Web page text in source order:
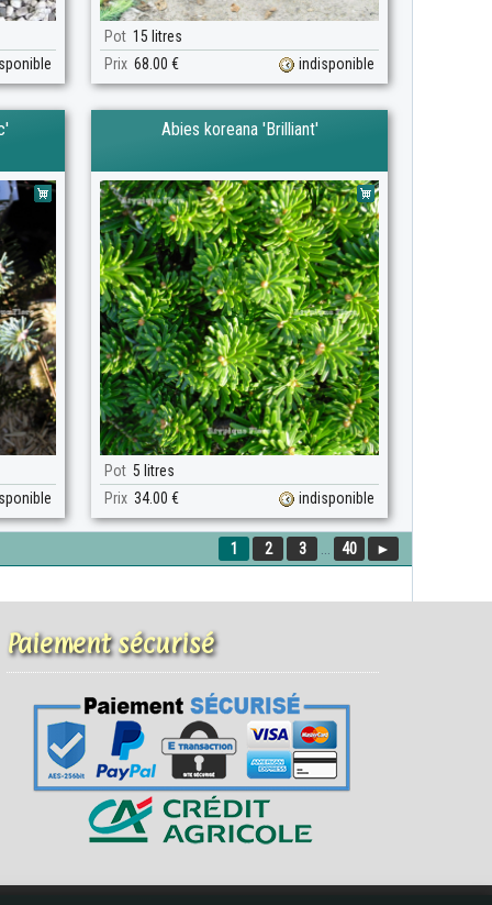
Pot 15 litres
Prix 68.00 € indisponible
Abies koreana 'Brilliant'
Pot 5 litres
Prix 34.00 € indisponible
1 2 3 40 ►
Paiement sécurisé